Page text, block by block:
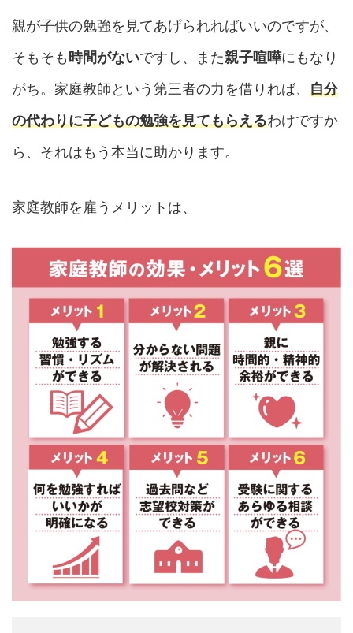
親が子供の勉強を見てあげられればいいのですが、
そもそも時間がないですし、また親子喧嘩にもなり
がち。家庭教師という第三者の力を借りれば、 自分
の代わりに子どもの勉強を見てもらえるわけですか
ら、それはもう本当に助かります。
家庭教師を雇うメリットは、